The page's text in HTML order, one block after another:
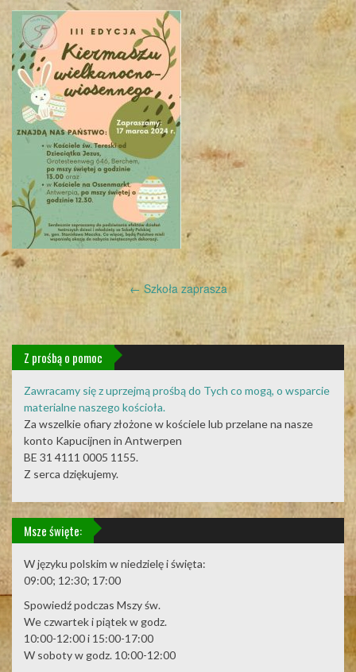
Post
navigation
← Szkoła zaprasza
Z prośbą o pomoc
Zawracamy się z uprzejmą prośbą do Tych co mogą, o wsparcie
materialne naszego kościoła.
Za wszelkie ofiary złożone w kościele lub przelane na nasze
konto Kapucijnen in Antwerpen
BE 31 4111 0005 1155.
Z serca dziękujemy.
Msze święte:
W języku polskim w niedzielę i święta:
09:00; 12:30; 17:00
Spowiedź podczas Mszy św.
We czwartek i piątek w godz.
10:00-12:00 i 15:00-17:00
W soboty w godz. 10:00-12:00